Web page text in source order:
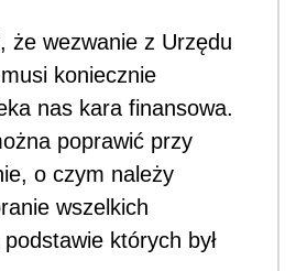
że wezwanie z Urzędu
koniecznie
nas kara finansowa.
poprawić przy
o czym należy
wszelkich
których był